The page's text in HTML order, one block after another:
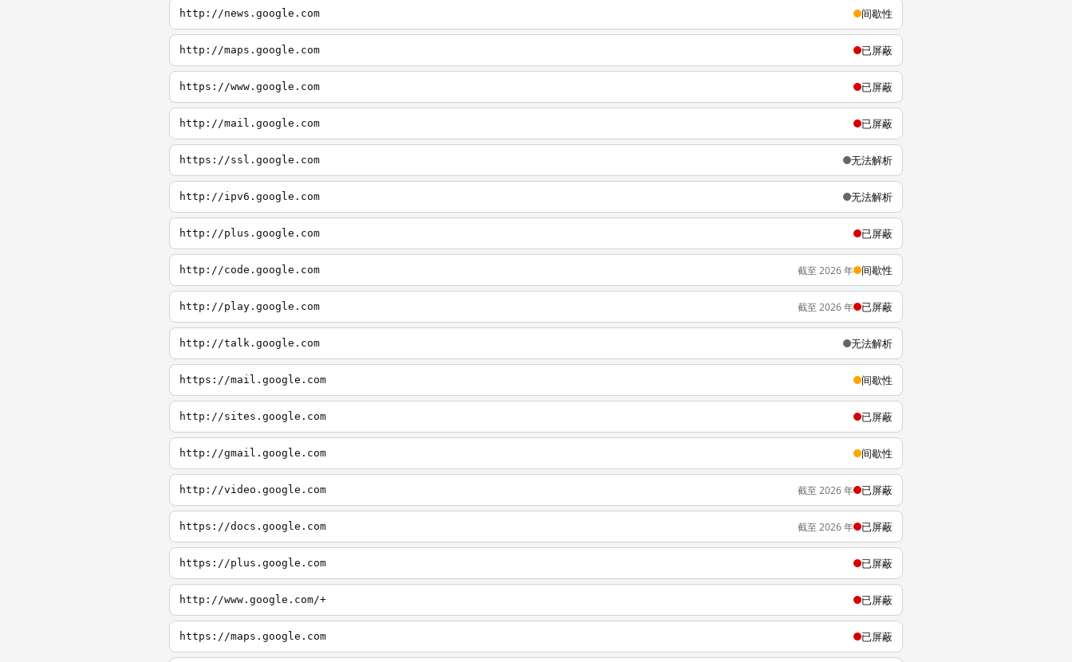
http://news.google.com 间歇性
http://maps.google.com 已屏蔽
https://www.google.com 已屏蔽
http://mail.google.com 已屏蔽
https://ssl.google.com 无法解析
http://ipv6.google.com 无法解析
http://plus.google.com 已屏蔽
http://code.google.com 截至 2026 年 间歇性
http://play.google.com 截至 2026 年 已屏蔽
http://talk.google.com 无法解析
https://mail.google.com 间歇性
http://sites.google.com 已屏蔽
http://gmail.google.com 间歇性
http://video.google.com 截至 2026 年 已屏蔽
https://docs.google.com 截至 2026 年 已屏蔽
https://plus.google.com 已屏蔽
http://www.google.com/+ 已屏蔽
https://maps.google.com 已屏蔽